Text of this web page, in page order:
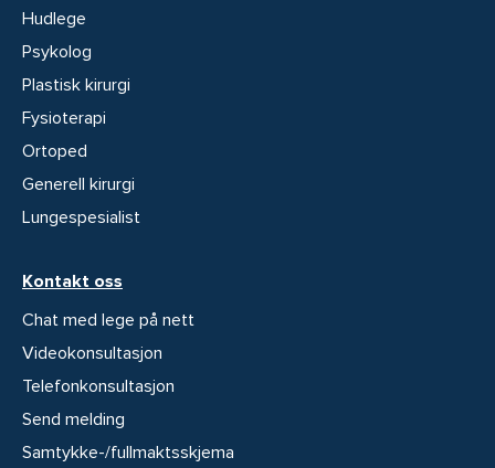
Hudlege
Psykolog
Plastisk kirurgi
Fysioterapi
Ortoped
Generell kirurgi
Lungespesialist
Kontakt oss
Chat med lege på nett
Videokonsultasjon
Telefonkonsultasjon
Send melding
Samtykke-/fullmaktsskjema